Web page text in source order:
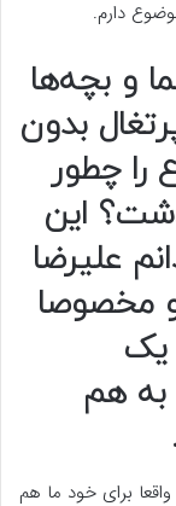
دارم.
و بچه‌ها
بدون
را چطور
این
علیرضا
مخصوصا
یک
هم
برای خود ما هم